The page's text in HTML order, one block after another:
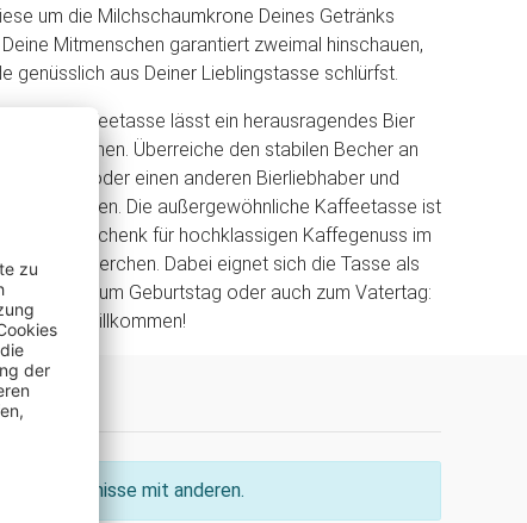
um die Milchschaumkrone Deines Getränks
Mitmenschen garantiert zweimal hinschauen,
genüsslich aus Deiner Lieblingstasse schlürfst.
der Teetasse lässt ein herausragendes Bier
entstehen. Überreiche den stabilen Becher an
Papa oder einen anderen Bierliebhaber und
Erstaunen. Die außergewöhnliche Kaffeetasse ist
Männergeschenk für hochklassigen Kaffegenuss im
nächste Bierchen. Dabei eignet sich die Tasse als
zum Geburtstag oder auch zum Vatertag:
immer willkommen!
Erkenntnisse mit anderen.